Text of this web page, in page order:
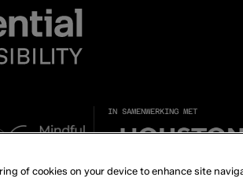
IN SAMENWERKING MET
of cookies on your device to enhance site